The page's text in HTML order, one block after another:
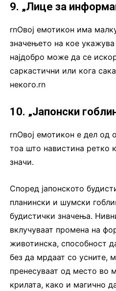
9. „Лице за
rnОвој емотикон има
значењето на кое
најдобро може да се
саркастични или кога
некого.rn
10. „Јапонски
rnОвој емотикон е дел од
тоа што навистина ретко
значи.
Според јапонското
планински и шумски
будистички значења.
вклучуваат промена на
животинска, способност
без да мрдаат со усните,
пренесуваат од место во
крилата, како и магично